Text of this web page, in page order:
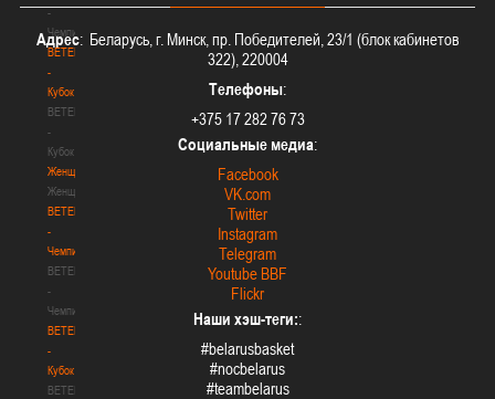
-
Чемпионат
BETERA
-
Кубок
BETERA
-
Кубок
Женщины
Женщины
BETERA
-
Чемпионат
BETERA
-
Чемпионат
BETERA
-
Кубок
BETERA
Адрес: Беларусь, г. Минск, пр. Победителей, 23/1 (блок кабинетов
322), 220004
Телефоны:
+375 17 282 76 73
Социальные медиа:
Facebook
VK.com
Twitter
Instagram
Telegram
Youtube BBF
Flickr
Наши хэш-теги::
#belarusbasket
#nocbelarus
#teambelarus